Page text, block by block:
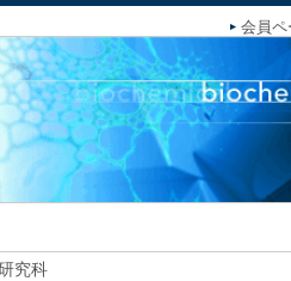
会員ペ
究科